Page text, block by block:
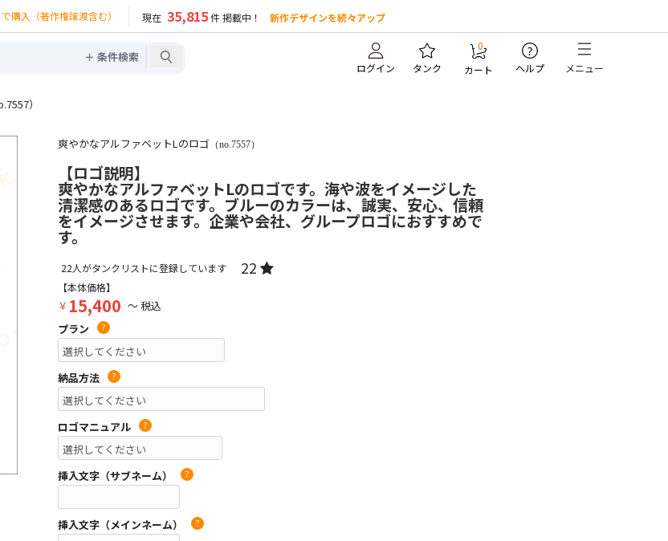
で購入（著作権譲渡含む） 現在 35,815件 掲載中！ 新作デザインを続々アップ
＋ 条件検索
ログイン タンク
0
カート
?
ヘルプ メニュー
）
爽やかなアルファベットLのロゴ （no.7557）
【ロゴ説明】
爽やかなアルファベットLのロゴです。海や波をイメージした
清潔感のあるロゴです。ブルーのカラーは、誠実、安心、信頼
をイメージさせます。企業や会社、グループロゴにおすすめで
す。
22人がタンクリストに登録しています 22
【本体価格】
￥ 15,400 ～ 税込
プラン
?
納品方法 ?
ロゴマニュアル ?
挿入文字（サブネーム） ?
挿入文字（メインネーム） ?